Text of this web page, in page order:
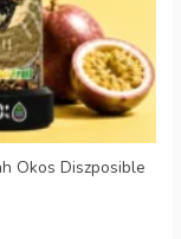
Okos Diszposible